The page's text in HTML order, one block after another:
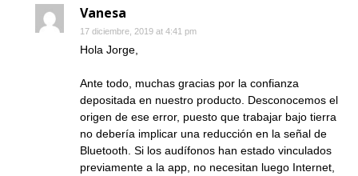
Vanesa
17 diciembre, 2019 at 4:41 pm
Hola Jorge,
Ante todo, muchas gracias por la confianza
depositada en nuestro producto. Desconocemos el
origen de ese error, puesto que trabajar bajo tierra
no debería implicar una reducción en la señal de
Bluetooth. Si los audífonos han estado vinculados
previamente a la app, no necesitan luego Internet,